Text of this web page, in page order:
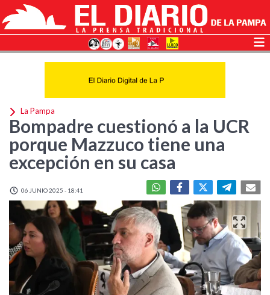
La Pampa
Bompadre cuestionó a la UCR
porque Mazzuco tiene una
excepción en su casa
06 JUNIO 2025 - 18:41